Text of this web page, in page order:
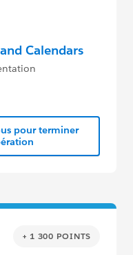
Calendars
pour terminer
+ 1 300 POINTS